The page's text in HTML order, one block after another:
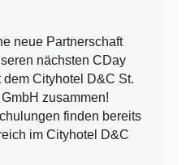
neue Partnerschaft
nächsten CDay
Cityhotel D&C St.
zusammen!
finden bereits
im Cityhotel D&C